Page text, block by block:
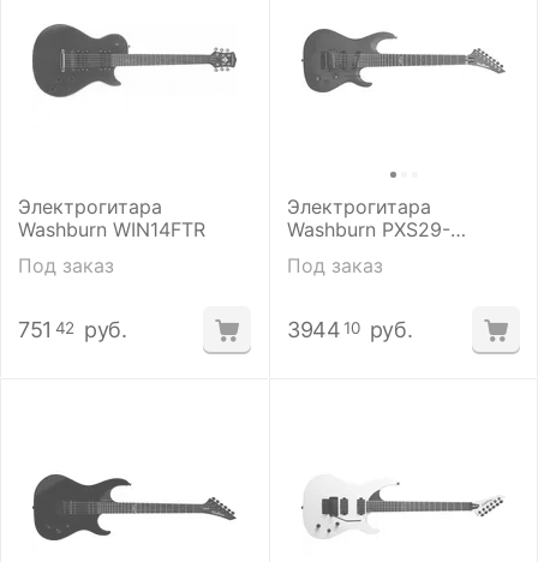
Электрогитара
Washburn WIN14FTR
Под заказ
751 42 руб.
Электрогитара
Washburn PXS29-
Под заказ
3944 10 руб.